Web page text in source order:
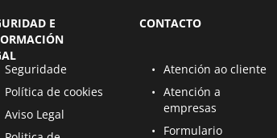
E
Seguridade
nunha nova páxina
Política de cookies
nunha nova páxina
Aviso Legal
nunha nova páxina
CONTACTO
Atención ao cliente
Ábrese nunha nova páxina
Atención a
empresas
Ábrese nunha nova páxina
Formulario
Ábrese nunha nova páxina